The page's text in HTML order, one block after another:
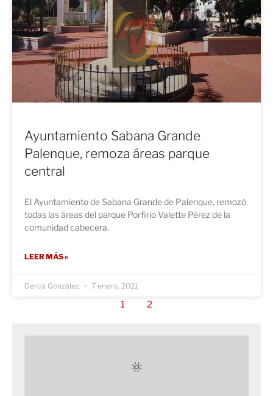
Ayuntamiento Sabana Grande
Palenque, remoza áreas parque
central
El Ayuntamiento de Sabana Grande de Palenque, remozó
todas las áreas del parque Porfirio Valette Pérez de la
comunidad cabecera.
LEER MÁS »
Derca González 7 enero, 2021
1 2